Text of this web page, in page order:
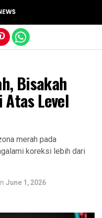
Bisakah
Level
merah pada
koreksi lebih dari
June 1, 2026